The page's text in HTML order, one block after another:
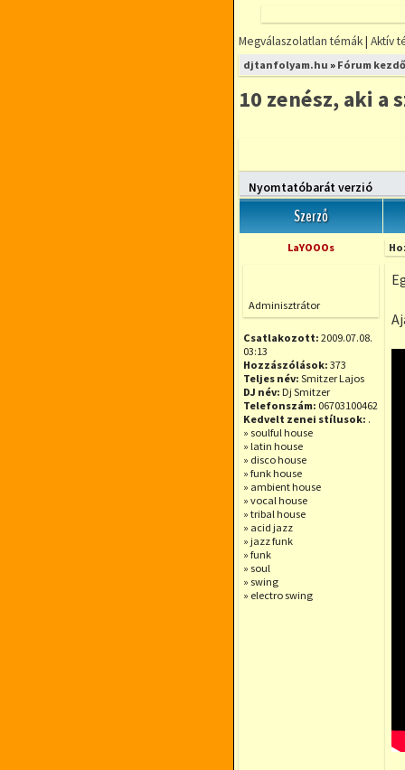
FÓRUMOZZ
MINDENFÉLE
KIS LÉTSZÁMÚ
Megválaszolatlan témák| Aktív
djtanfolyam.hu » Fórum
10 zenész, aki
Új téma nyitása
Nyomtatóbarát verzió
Szerző
LaYOOOs
Adminisztrátor
Csatlakozott: 2009.07.08.
03:13
Hozzászólások: 373
Teljes név: Smitzer Lajos
DJ név: Dj Smitzer
Telefonszám: 06703100462
Kedvelt zenei stílusok: .
» soulful house
» latin house
» disco house
» funk house
» ambient house
» vocal house
» tribal house
» acid jazz
» jazz funk
» funk
» soul
» swing
» electro swing